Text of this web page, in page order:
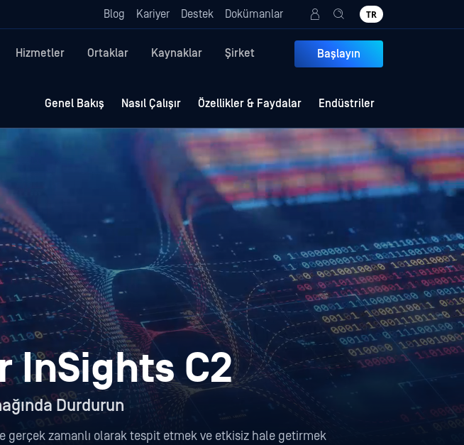
Blog Kariyer Destek Dokümanlar TR
Hizmetler Ortaklar Kaynaklar Şirket Başlayın
Genel Bakış Nasıl Çalışır Özellikler & Faydalar Endüstriler
InSights C2
Durdurun
gerçek zamanlı olarak tespit etmek ve etkisiz hale getirmek